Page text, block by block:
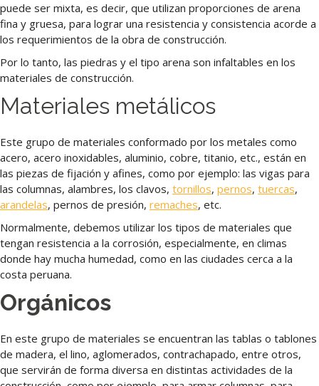
puede ser mixta, es decir, que utilizan proporciones de arena
fina y gruesa, para lograr una resistencia y consistencia acorde a
los requerimientos de la obra de construcción.
Por lo tanto, las piedras y el tipo arena son infaltables en los
materiales de construcción.
Materiales metálicos
Este grupo de materiales conformado por los metales como
acero, acero inoxidables, aluminio, cobre, titanio, etc., están en
las piezas de fijación y afines, como por ejemplo: las vigas para
las columnas, alambres, los clavos, tornillos, pernos, tuercas,
arandelas, pernos de presión, remaches, etc.
Normalmente, debemos utilizar los tipos de materiales que
tengan resistencia a la corrosión, especialmente, en climas
donde hay mucha humedad, como en las ciudades cerca a la
costa peruana.
Orgánicos
En este grupo de materiales se encuentran las tablas o tablones
de madera, el lino, aglomerados, contrachapado, entre otros,
que servirán de forma diversa en distintas actividades de la